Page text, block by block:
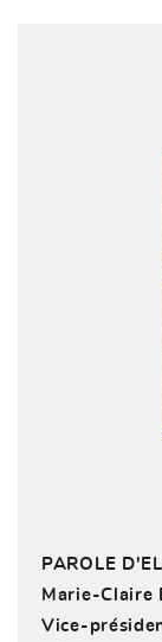
PAROLE
Marie-Claire
Vice-